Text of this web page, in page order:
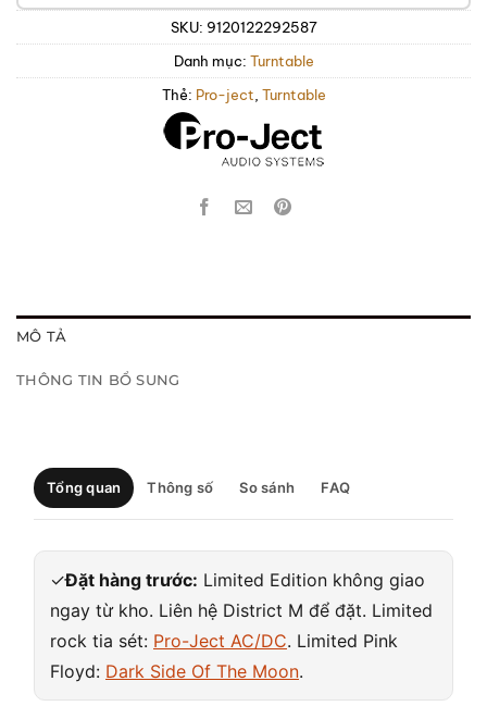
SKU: 9120122292587
Danh mục: Turntable
Thẻ: Pro-ject Turntable
MÔ TẢ
THÔNG TIN BỔ SUNG
Tổng quan Thông số So sánh FAQ
✓Đặt hàng trước: Limited Edition không giao
ngay từ kho. Liên hệ District M để đặt. Limited
rock tia sét: Pro-Ject AC/DC. Limited Pink
Floyd: Dark Side Of The Moon.